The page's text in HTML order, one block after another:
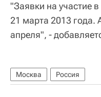
"Заявки на участие
21 марта 2013 года.
апреля", -
Москва Россия